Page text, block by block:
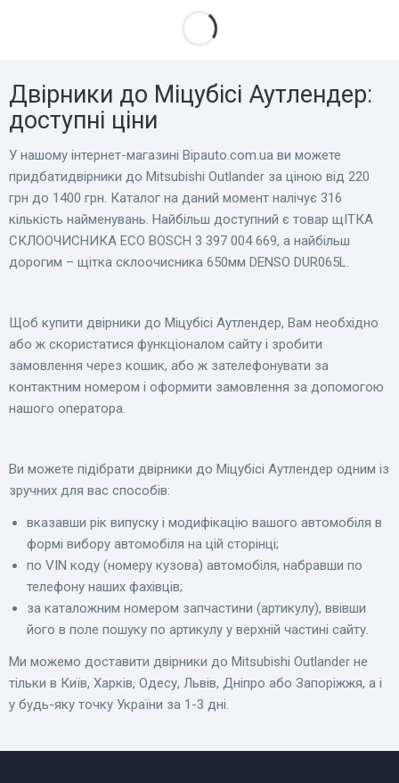
Двірники до Міцубісі Аутлендер:
доступні ціни
У нашому інтернет-магазині Bіpauto.com.ua ви можете
придбатидвірники до Mitsubishi Outlander за ціною від 220
грн до 1400 грн. Каталог на даний момент налічує 316
кількість найменувань. Найбільш доступний є товар щІТКА
СКЛООЧИСНИКА ECO BOSCH 3 397 004 669, а найбільш
дорогим – щітка склоочисника 650мм DENSO DUR065L.
Щоб купити двірники до Міцубісі Аутлендер, Вам необхідно
або ж скористатися функціоналом сайту і зробити
замовлення через кошик, або ж зателефонувати за
контактним номером і оформити замовлення за допомогою
нашого оператора.
Ви можете підібрати двірники до Міцубісі Аутлендер одним із
зручних для вас способів:
вказавши рік випуску і модифікацію вашого автомобіля в
формі вибору автомобіля на цій сторінці;
по VIN коду (номеру кузова) автомобіля, набравши по
телефону наших фахівців;
за каталожним номером запчастини (артикулу), ввівши
його в поле пошуку по артикулу у верхній частині сайту.
Ми можемо доставити двірники до Mitsubishi Outlander не
тільки в Київ, Харків, Одесу, Львів, Дніпро або Запоріжжя, а і
у будь-яку точку України за 1-3 дні.